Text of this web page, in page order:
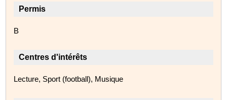
Permis
B
Centres d'intérêts
Lecture, Sport (football), Musique